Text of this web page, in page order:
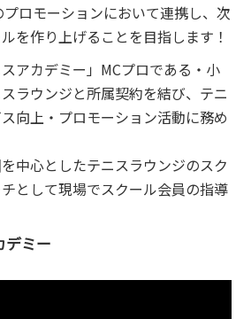
ロモーションにおいて連携し、次
を作り上げることを目指します！
アカデミー」MCプロである・小
ラウンジと所属契約を結び、テニ
向上・プロモーション活動に務め
中心としたテニスラウンジのスク
として現場でスクール会員の指導
デミー